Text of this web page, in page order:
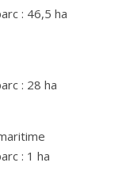
: 46,5 ha
: 28 ha
: 1 ha